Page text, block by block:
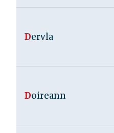
Dervla
Doireann